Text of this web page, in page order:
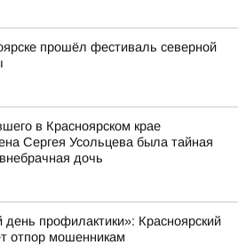
прошёл фестиваль северной
в Красноярском крае
Сергея Усольцева была тайная
дочь
профилактики»: Красноярский
отпор мошенникам